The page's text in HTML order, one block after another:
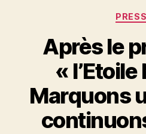
Après le
« l’Etoile
Marquons